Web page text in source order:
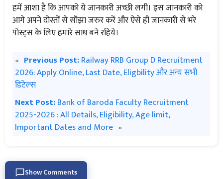
हमें आशा है कि आपको ये जानकारी अच्छी लगी। इस जानकारी को
आगे अपने दोस्तों से साँझा जरुर करें और ऐसे ही जानकारी से भरे
पोस्ट्स के लिए हमारे साथ बने रहिये।
« Previous Post:Railway RRB Group D Recruitment
2026: Apply Online, Last Date, Eligbility और अन्य सभी
डिटेल्स
Next Post:Bank of Baroda Faculty Recruitment
2025-2026 : All Details, Eligibility, Age limit,
Important Dates and More »
Show Comments